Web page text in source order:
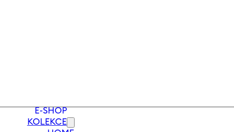
E-SHOP
KOLEKCE